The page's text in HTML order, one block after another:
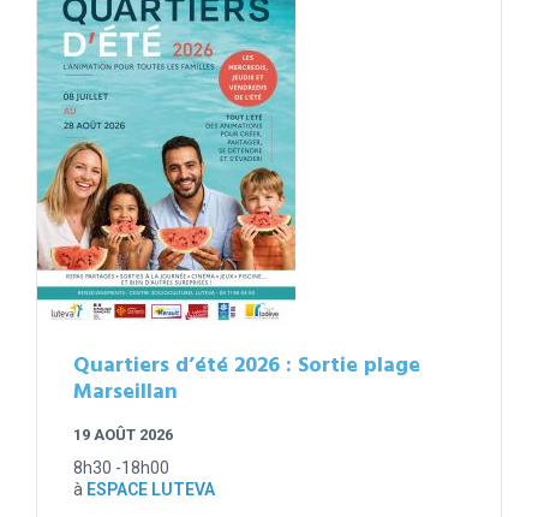
Quartiers d’été 2026 : Sortie plage
Marseillan
19 AOÛT 2026
8h30 -18h00
à ESPACE LUTEVA